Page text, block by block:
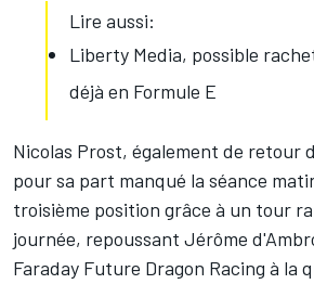
Lire aussi:
Liberty Media, possible
déjà en Formule E
Nicolas Prost, également de retour
pour sa part manqué la séance
troisième position grâce à un tour
journée, repoussant Jérôme
Faraday Future Dragon Racing à la